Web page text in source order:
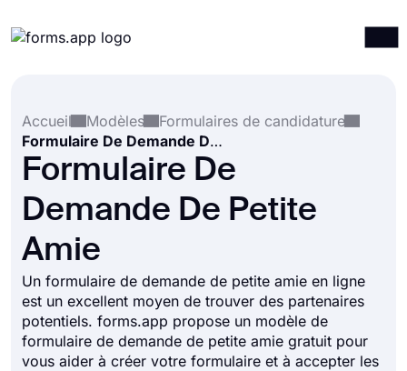
Intégrations
Modèles
Ressources
Accueil
Modèles
Formulaires de candidature
Formulaire De Demande De Petite Amie
Formulaire De
Demande De Petite
Amie
Un formulaire de demande de petite amie en ligne
est un excellent moyen de trouver des partenaires
potentiels. forms.app propose un modèle de
formulaire de demande de petite amie gratuit pour
vous aider à créer votre formulaire et à accepter les